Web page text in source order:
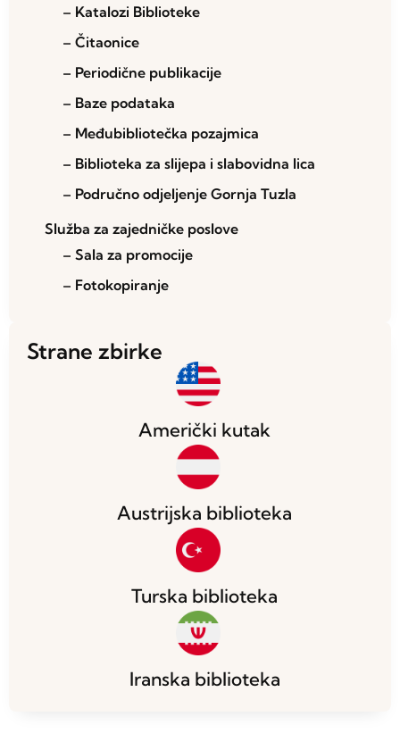
– Katalozi Biblioteke
– Čitaonice
– Periodične publikacije
– Baze podataka
– Međubibliotečka pozajmica
– Biblioteka za slijepa i slabovidna lica
– Područno odjeljenje Gornja Tuzla
Služba za zajedničke poslove
– Sala za promocije
– Fotokopiranje
Strane zbirke
Američki kutak
Austrijska biblioteka
Turska biblioteka
Iranska biblioteka